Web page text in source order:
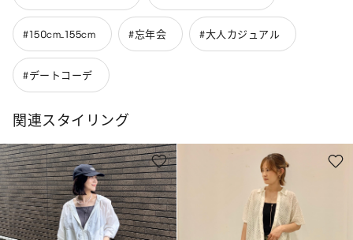
#150cm_155cm #忘年会 #大人カジュアル
#デートコーデ
関連スタイリング